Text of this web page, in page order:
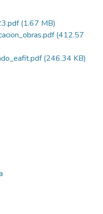
(1.67 MB)
(412.57
(246.34 KB)